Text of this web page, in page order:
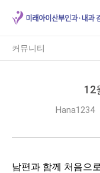
커뮤니티
12
Hana1234
남편과 함께 처음으